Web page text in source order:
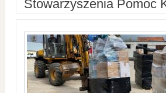
Stowarzyszenia Pomoc